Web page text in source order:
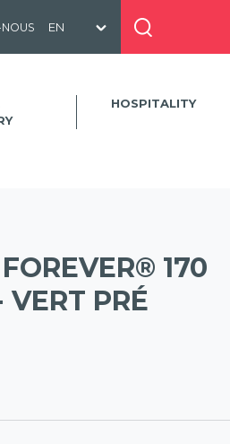
HOSPITALITY
170
VERT PRÉ